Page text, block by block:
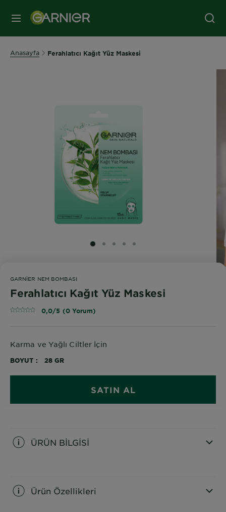
MENÜ
Anasayfa Ferahlatıcı Kağıt Yüz Maskesi
SLIDE 1
SLIDE 2
SLIDE 3
SLIDE 4
SLIDE 5
GARNIER NEM BOMBASI
Ferahlatıcı Kağıt Yüz Maskesi
0,0/5 (0 Yorum)
Karma ve Yağlı Ciltler İçin
BOYUT 28 GR
SATIN AL
ÜRÜN BİLGİSİ
Ürün Özellikleri